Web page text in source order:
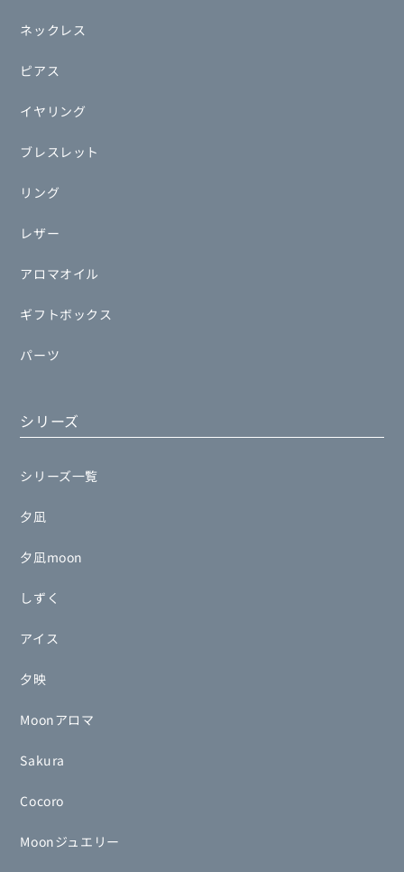
ネックレス
ピアス
イヤリング
ブレスレット
リング
レザー
アロマオイル
ギフトボックス
パーツ
シリーズ
シリーズ一覧
夕凪
夕凪moon
しずく
アイス
夕映
Moonアロマ
Sakura
Cocoro
Moonジュエリー